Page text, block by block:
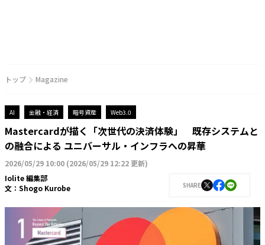
トップ Magazine
AI 金融・経済 暗号資産 Web3.0
Mastercardが描く「次世代の決済体験」 既存システムと
の融合による ユニバーサル・インフラへの昇華
2026/05/29 10:00 (2026/05/29 12:22 更新)
Iolite 編集部
文： Shogo Kurobe SHARE